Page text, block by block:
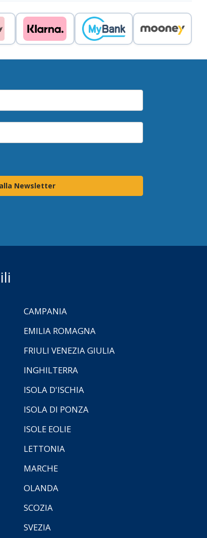
Newsletter
CAMPANIA
EMILIA ROMAGNA
FRIULI VENEZIA GIULIA
INGHILTERRA
ISOLA D'ISCHIA
ISOLA DI PONZA
ISOLE EOLIE
LETTONIA
MARCHE
OLANDA
SCOZIA
SVEZIA